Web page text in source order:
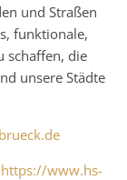
und Straßen
funktionale,
schaffen, die
unsere Städte
https://www.hs-